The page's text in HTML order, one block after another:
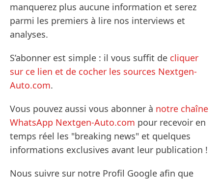
manquerez plus aucune information et serez
parmi les premiers à lire nos interviews et
analyses.
S’abonner est simple : il vous suffit de cliquer
sur ce lien et de cocher les sources Nextgen-
Auto.com.
Vous pouvez aussi vous abonner à notre chaîne
WhatsApp Nextgen-Auto.com pour recevoir en
temps réel les "breaking news" et quelques
informations exclusives avant leur publication !
Nous suivre sur notre Profil Google afin que